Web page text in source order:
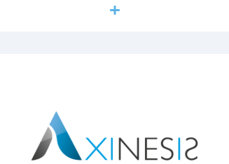
Lire la suite